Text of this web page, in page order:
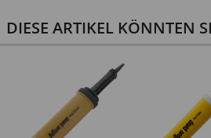
DIESE ARTIKEL KÖNNTEN